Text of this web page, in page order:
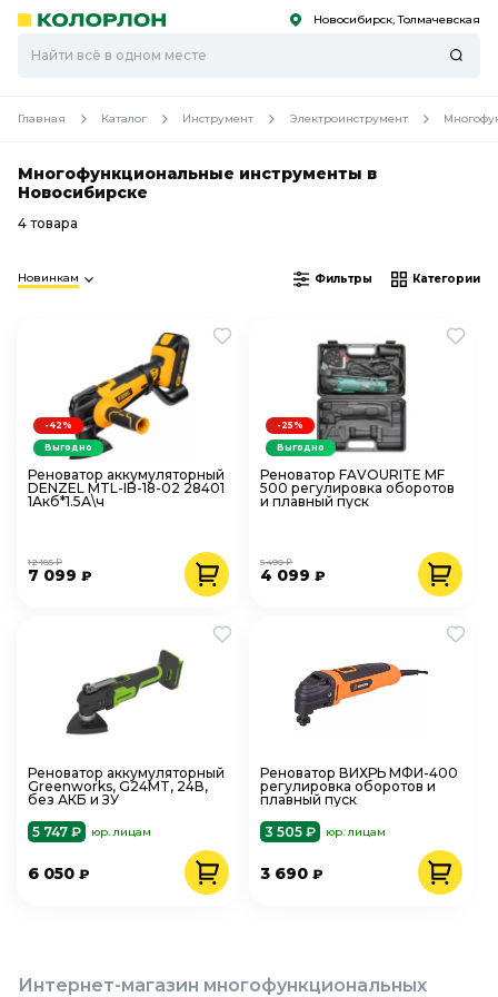
Скоро
Скоро Новосибирск, Толмачевская
Главная Каталог Инструмент Электроинструмент
Многофункциональные инструменты в
Новосибирске
4 товара
Новинкам Фильтры Категории
Реноватор аккумуляторный
DENZEL MTL-IB-18-02 28401
1Акб*1.5А\ч
7 099 ₽
12 185 ₽
-42%
Выгодно
Реноватор FAVOURITE MF
500 регулировка оборотов
и плавный пуск
4 099₽
5 490 ₽
-25%
Выгодно
Реноватор аккумуляторный
Greenworks, G24MT, 24В,
без АКБ и ЗУ
5 747 ₽
юр. лицам
6 050 ₽
Реноватор ВИХРЬ МФИ-400
регулировка оборотов и
плавный пуск
3 505 ₽
юр. лицам
3 690₽
Интернет-магазин многофункциональных